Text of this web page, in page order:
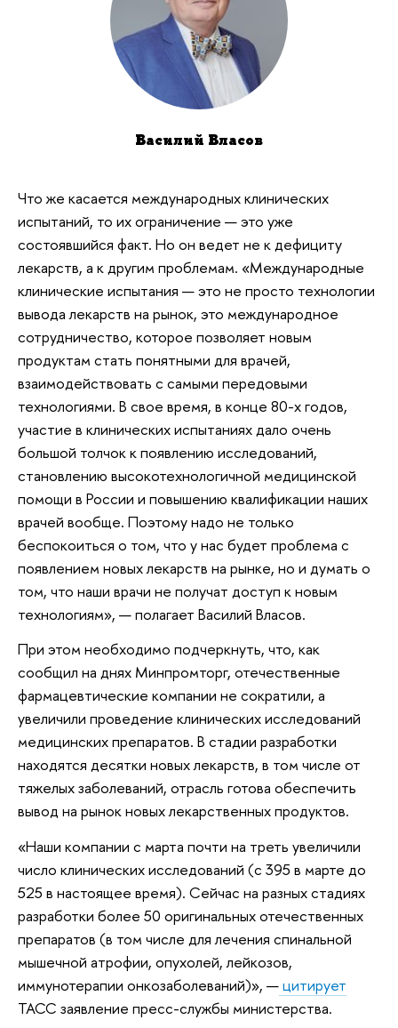
Василий Власов
Что же касается международных клинических
испытаний, то их ограничение — это уже
состоявшийся факт. Но он ведет не к дефициту
лекарств, а к другим проблемам. «Международные
клинические испытания — это не просто технологии
вывода лекарств на рынок, это международное
сотрудничество, которое позволяет новым
продуктам стать понятными для врачей,
взаимодействовать с самыми передовыми
технологиями. В свое время, в конце 80-х годов,
участие в клинических испытаниях дало очень
большой толчок к появлению исследований,
становлению высокотехнологичной медицинской
помощи в России и повышению квалификации наших
врачей вообще. Поэтому надо не только
беспокоиться о том, что у нас будет проблема с
появлением новых лекарств на рынке, но и думать о
том, что наши врачи не получат доступ к новым
технологиям», — полагает Василий Власов.
При этом необходимо подчеркнуть, что, как
сообщил на днях Минпромторг, отечественные
фармацевтические компании не сократили, а
увеличили проведение клинических исследований
медицинских препаратов. В стадии разработки
находятся десятки новых лекарств, в том числе от
тяжелых заболеваний, отрасль готова обеспечить
вывод на рынок новых лекарственных продуктов.
«Наши компании с марта почти на треть увеличили
число клинических исследований (с 395 в марте до
525 в настоящее время). Сейчас на разных стадиях
разработки более 50 оригинальных отечественных
препаратов (в том числе для лечения спинальной
мышечной атрофии, опухолей, лейкозов,
иммунотерапии онкозаболеваний)», —цитирует
ТАСС заявление пресс-службы министерства.